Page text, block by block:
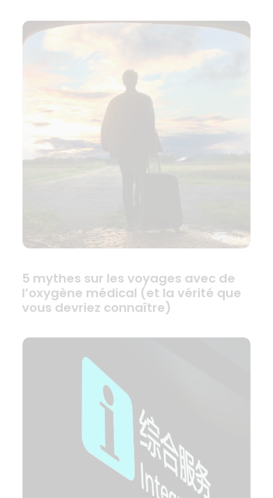
5 mythes sur les voyages avec de
l’oxygène médical (et la vérité que
vous devriez connaître)